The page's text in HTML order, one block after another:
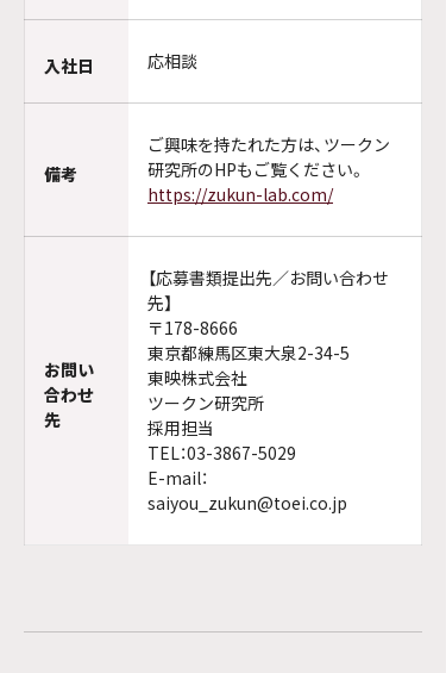
入社日 応相談
備考
ご興味を持たれた方は、ツークン
研究所のHPもご覧ください。
https://zukun-lab.com/
お問い
合わせ
先
【応募書類提出先／お問い合わせ
先】
〒178-8666
東京都練馬区東大泉2-34-5
東映株式会社
ツークン研究所
採用担当
TEL：03-3867-5029
E-mail：
saiyou_zukun@toei.co.jp